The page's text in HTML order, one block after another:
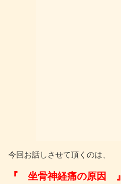
今回お話しさせて頂くのは、
『 坐骨神経痛の原因 』